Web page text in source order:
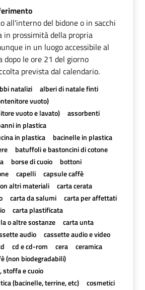
all'interno del bidone o in sacchi
in prossimità della propria
in un luogo accessibile al
dopo le ore 21 del giorno
prevista dal calendario.
natalizi
alberi di natale finti
vuoto)
vuoto e lavato)
assorbenti
in plastica
in plastica
bacinelle in plastica
batuffoli e bastoncini di cotone
borse di cuoio
bottoni
capelli
capsule caffè
altri materiali
carta cerata
carta da salumi
carta per affettati
carta plastificata
o altre sostanze
carta unta
audio
cassette audio e video
cd e cd-rom cera
ceramica
(non biodegradabili)
stoffa e cuoio
(bacinelle, terrine, etc)
cosmetici